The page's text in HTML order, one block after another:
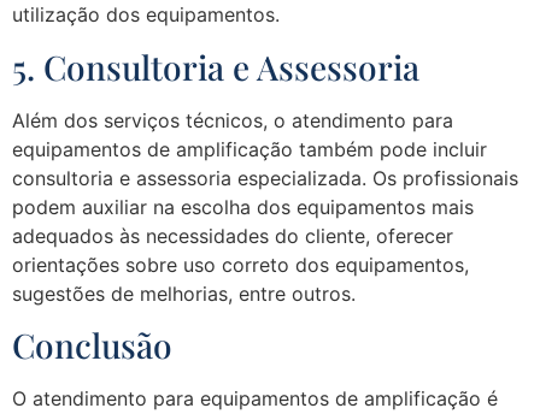
utilização dos equipamentos.
5. Consultoria e Assessoria
Além dos serviços técnicos, o atendimento para
equipamentos de amplificação também pode incluir
consultoria e assessoria especializada. Os profissionais
podem auxiliar na escolha dos equipamentos mais
adequados às necessidades do cliente, oferecer
orientações sobre uso correto dos equipamentos,
sugestões de melhorias, entre outros.
Conclusão
O atendimento para equipamentos de amplificação é